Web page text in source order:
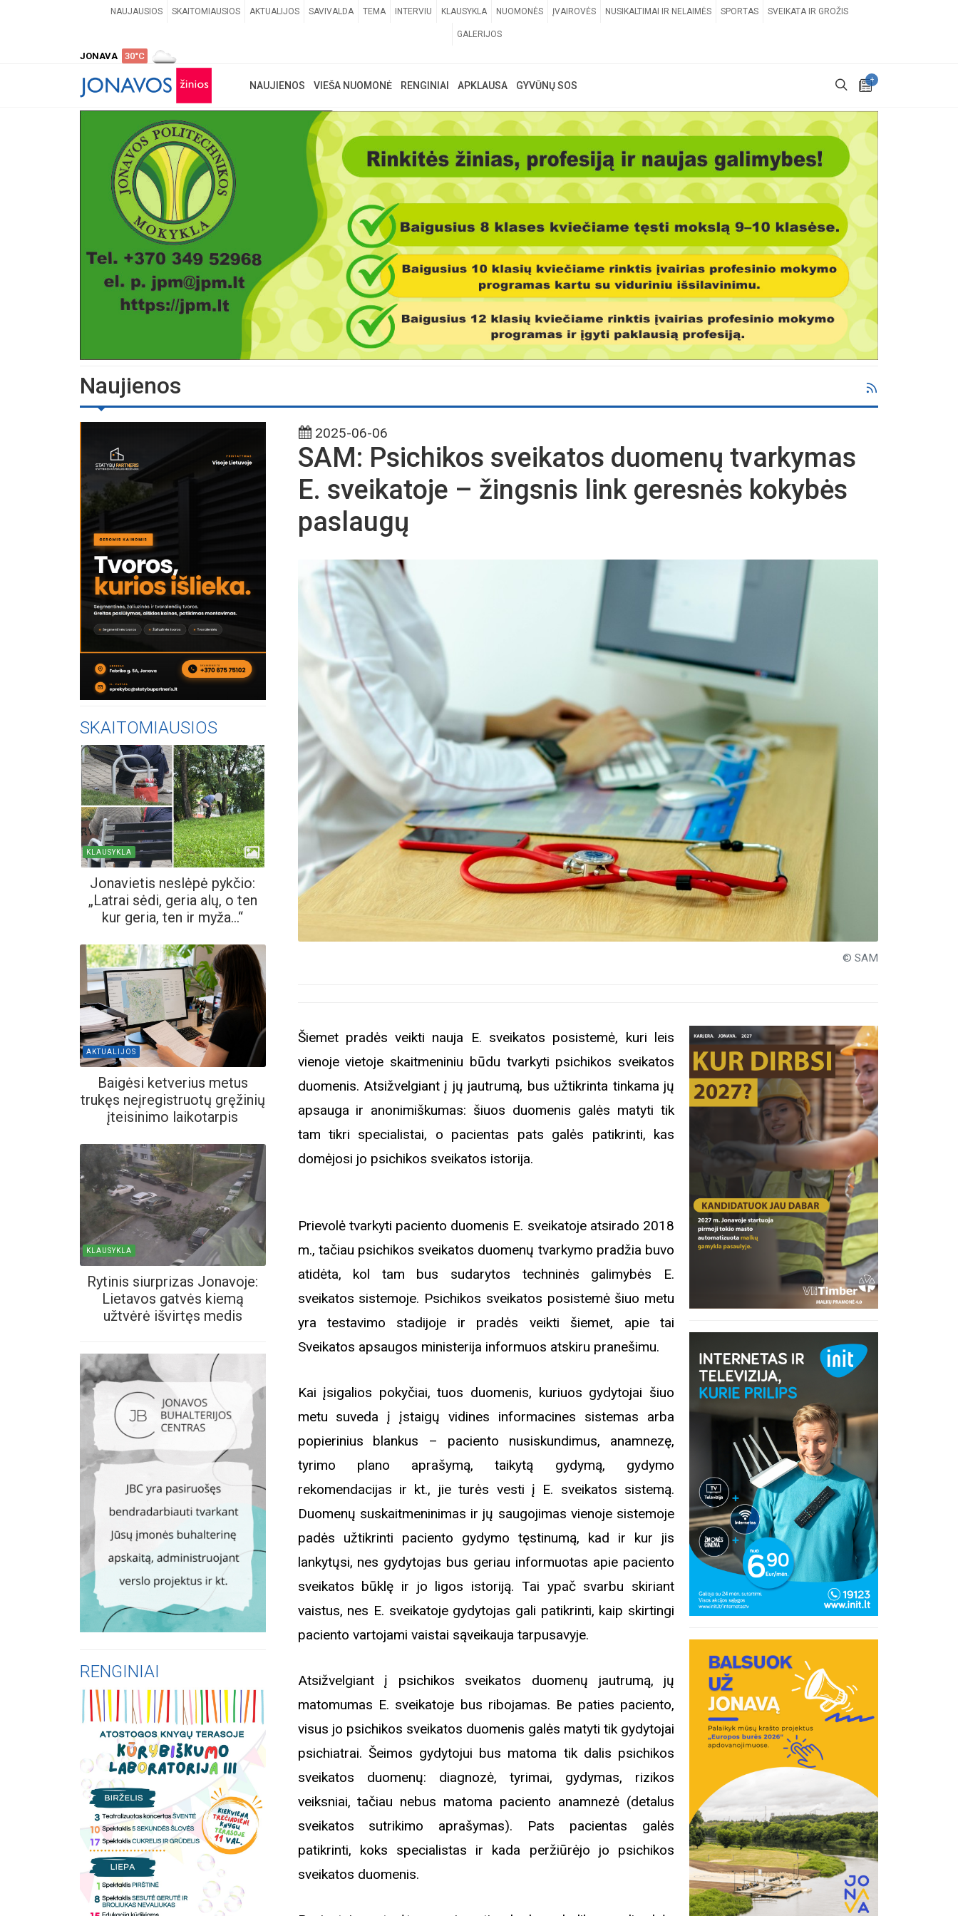
NAUJAUSIOS SKAITOMIAUSIOS AKTUALIJOS SAVIVALDA TEMA INTERVIU KLAUSYKLA NUOMONĖS ĮVAIROVĖS NUSIKALTIMAI IR NELAIMĖS SPORTAS SVEIKATA IR GROŽIS
GALERIJOS
JONAVA 30°C
+
NAUJIENOS VIEŠA NUOMONĖ RENGINIAI APKLAUSA GYVŪNŲ SOS
Naujienos
SKAITOMIAUSIOS
KLAUSYKLA
Jonavietis neslėpė pykčio:
„Latrai sėdi, geria alų, o ten
kur geria, ten ir myža...“
AKTUALIJOS
Baigėsi ketverius metus
trukęs neįregistruotų gręžinių
įteisinimo laikotarpis
KLAUSYKLA
Rytinis siurprizas Jonavoje:
Lietavos gatvės kiemą
užtvėrė išvirtęs medis
RENGINIAI
rugpjūčio mėnesį
2025-06-06
SAM: Psichikos sveikatos duomenų tvarkymas
E. sveikatoje – žingsnis link geresnės kokybės
paslaugų
© SAM
Šiemet pradės veikti nauja E. sveikatos posistemė, kuri leis
vienoje vietoje skaitmeniniu būdu tvarkyti psichikos sveikatos
duomenis. Atsižvelgiant į jų jautrumą, bus užtikrinta tinkama jų
apsauga ir anonimiškumas: šiuos duomenis galės matyti tik
tam tikri specialistai, o pacientas pats galės patikrinti, kas
domėjosi jo psichikos sveikatos istorija.
Prievolė tvarkyti paciento duomenis E. sveikatoje atsirado 2018
m., tačiau psichikos sveikatos duomenų tvarkymo pradžia buvo
atidėta, kol tam bus sudarytos techninės galimybės E.
sveikatos sistemoje. Psichikos sveikatos posistemė šiuo metu
yra testavimo stadijoje ir pradės veikti šiemet, apie tai
Sveikatos apsaugos ministerija informuos atskiru pranešimu.
Kai įsigalios pokyčiai, tuos duomenis, kuriuos gydytojai šiuo
metu suveda į įstaigų vidines informacines sistemas arba
popierinius blankus – paciento nusiskundimus, anamnezę,
tyrimo plano aprašymą, taikytą gydymą, gydymo
rekomendacijas ir kt., jie turės vesti į E. sveikatos sistemą.
Duomenų suskaitmeninimas ir jų saugojimas vienoje sistemoje
padės užtikrinti paciento gydymo tęstinumą, kad ir kur jis
lankytųsi, nes gydytojas bus geriau informuotas apie paciento
sveikatos būklę ir jo ligos istoriją. Tai ypač svarbu skiriant
vaistus, nes E. sveikatoje gydytojas gali patikrinti, kaip skirtingi
paciento vartojami vaistai sąveikauja tarpusavyje.
Atsižvelgiant į psichikos sveikatos duomenų jautrumą, jų
matomumas E. sveikatoje bus ribojamas. Be paties paciento,
visus jo psichikos sveikatos duomenis galės matyti tik gydytojai
psichiatrai. Šeimos gydytojui bus matoma tik dalis psichikos
sveikatos duomenų: diagnozė, tyrimai, gydymas, rizikos
veiksniai, tačiau nebus matoma paciento anamnezė (detalus
sveikatos sutrikimo aprašymas). Pats pacientas galės
patikrinti, koks specialistas ir kada peržiūrėjo jo psichikos
sveikatos duomenis.